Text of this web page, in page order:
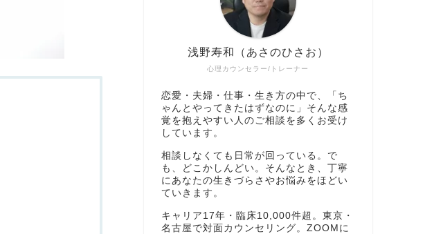
心理カウンセラー/トレーナー
浅野寿和（あさのひさお）
恋愛・夫婦・仕事・生き方の中で、「ち
ゃんとやってきたはずなのに」そんな感
覚を抱えやすい人のご相談を多くお受け
しています。
相談しなくても日常が回っている。で
も、どこかしんどい。そんなとき、丁寧
にあなたの生きづらさやお悩みをほどい
ていきます。
キャリア17年・臨床10,000件超。東京・
名古屋で対面カウンセリング。ZOOMに